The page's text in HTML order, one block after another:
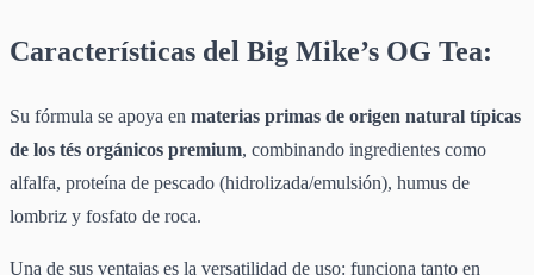
Características del Big Mike’s OG Tea:
Su fórmula se apoya en materias primas de origen natural típicas
de los tés orgánicos premium, combinando ingredientes como
alfalfa, proteína de pescado (hidrolizada/emulsión), humus de
lombriz y fosfato de roca.
Una de sus ventajas es la versatilidad de uso: funciona tanto en